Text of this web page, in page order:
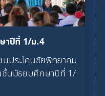
าปีที่ 1/ม.4
นประโคนชัยพิทยาคม
ชั้นมัธยมศึกษาปีที่ 1/